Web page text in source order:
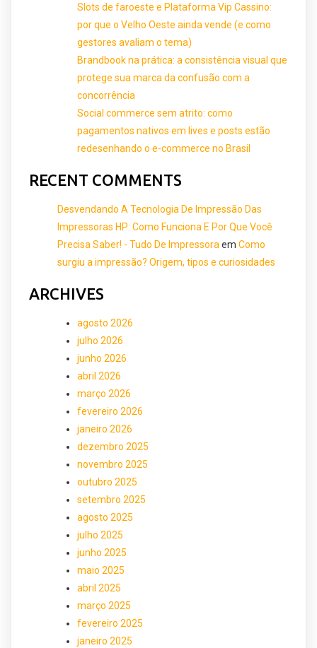
Slots de faroeste e Plataforma Vip Cassino:
por que o Velho Oeste ainda vende (e como
gestores avaliam o tema)
Brandbook na prática: a consistência visual que
protege sua marca da confusão com a
concorrência
Social commerce sem atrito: como
pagamentos nativos em lives e posts estão
redesenhando o e-commerce no Brasil
RECENT COMMENTS
Desvendando A Tecnologia De Impressão Das
Impressoras HP: Como Funciona E Por Que Você
Precisa Saber! - Tudo De Impressora em Como
surgiu a impressão? Origem, tipos e curiosidades
ARCHIVES
agosto 2026
julho 2026
junho 2026
abril 2026
março 2026
fevereiro 2026
janeiro 2026
dezembro 2025
novembro 2025
outubro 2025
setembro 2025
agosto 2025
julho 2025
junho 2025
maio 2025
abril 2025
março 2025
fevereiro 2025
janeiro 2025